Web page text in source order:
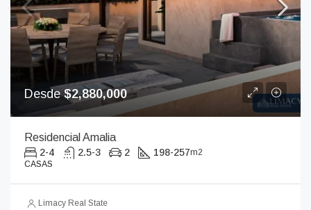
Desde$2,880,000
Residencial Amalia
2-4 2.5-3 2 198-257m2
CASAS
Limacy Real State